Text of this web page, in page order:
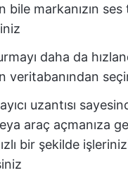
bile markanızın ses
daha da
veritabanından
uzantısı
araç açmanıza
bir şekilde